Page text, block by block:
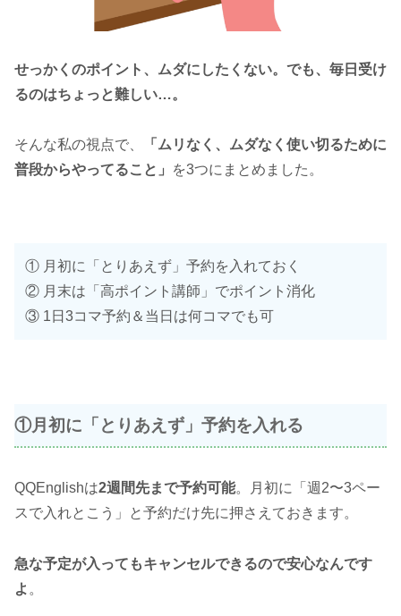
せっかくのポイント、ムダにしたくない。でも、毎日受け
るのはちょっと難しい…。
そんな私の視点で、
「ムリなく、ムダなく使い切るために
普段からやってること」
を3つにまとめました。
① 月初に「とりあえず」予約を入れておく
② 月末は「高ポイント講師」でポイント消化
③ 1日3コマ予約＆当日は何コマでも可
①月初に「とりあえず」予約を入れる
QQEnglishは2週間先まで予約可能。月初に「週2〜3ペー
スで入れとこう」と予約だけ先に押さえておきます。
急な予定が入ってもキャンセルできるので安心なんです
よ 。